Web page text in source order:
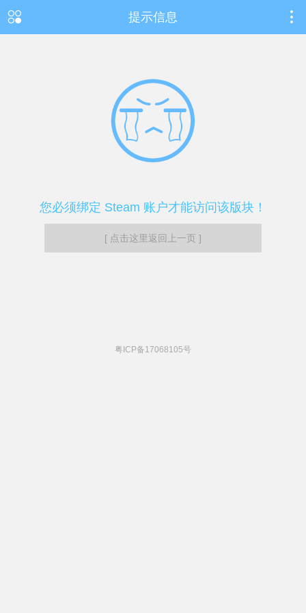
提示信息
您必须绑定 Steam 账户才能访问该版块！
[ 点击这里返回上一页 ]
粤ICP备17068105号